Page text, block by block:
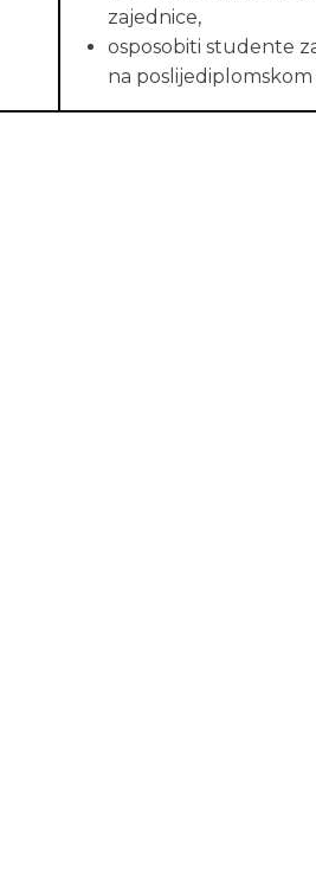
zajednice,
osposobiti studente
na